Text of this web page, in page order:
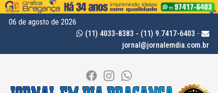
06 de agosto de 2026
(11) 4033-8383 - (11) 9.7417-6403 -
jornal@jornalemdia.com.br